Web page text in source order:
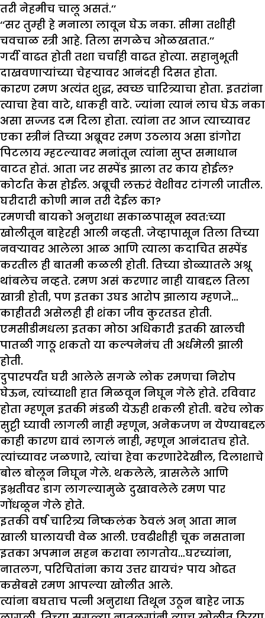
तरी नेहमीच चालू असतं.’’
‘‘सर तुम्ही हे मनाला लावून घेऊ नका. सीमा तशीही
चवचाळ स्त्री आहे. तिला सगळेच ओळखतात.’’
गर्दी वाढत होती तशा चर्चाही वाढत होत्या. सहानुभूती
दाखवणाऱ्यांच्या चेहऱ्यावर आनंदही दिसत होता.
कारण रमण अत्यंत शुद्ध, स्वच्छ चारित्र्याचा होता. इतरांना
त्याचा हेवा वाटे, धाकही वाटे. ज्यांना त्यानं लाच घेऊ नका
असा सज्जड दम दिला होता. त्यांना तर आज त्याच्यावर
एका स्त्रीनं तिच्या अब्रूवर रमण उठलाय असा डांगोरा
पिटलाय म्हटल्यावर मनांतून त्यांना सुप्त समाधान
वाटत होतं. आता जर सस्पेंड झाला तर काय होईल?
कोर्टात केस होईल. अब्रूची लक्तरं वेशीवर टांगली जातील.
घरीदारी कोणी मान तरी देईल का?
रमणची बायको अनुराधा सकाळपासून स्वत:च्या
खोलीतून बाहेरही आली नव्हती. जेव्हापासून तिला तिच्या
नवऱ्यावर आलेला आळ आणि त्याला कदाचित सस्पेंड
करतील ही बातमी कळली होती. तिच्या डोळ्यातले अश्रू
थांबलेच नव्हते. रमण असं करणार नाही याबद्दल तिला
खात्री होती, पण इतका उघड आरोप झालाय म्हणजे…
काहीतरी असेलही ही शंका जीव कुरतडत होती.
एमसीडीमधला इतका मोठा अधिकारी इतकी खालची
पातळी गाठू शकतो या कल्पनेनंच ती अर्धमेली झाली
होती.
दुपारपर्यंत घरी आलेले सगळे लोक रमणचा निरोप
घेऊन, त्यांच्याशी हात मिळवून निघून गेले होते. रविवार
होता म्हणून इतकी मंडळी येऊही शकली होती. बरेच लोक
सुट्टी घ्यावी लागली नाही म्हणून, अनेकजण न येण्याबद्दल
काही कारण द्यावं लागलं नाही, म्हणून आनंदातच होते.
त्यांच्यावर जळणारे, त्यांचा हेवा करणारेदेखील, दिलाशाचे
बोल बोलून निघून गेले. थकलेले, त्रासलेले आणि
इभ्रतीवर डाग लागल्यामुळे दुखावलेले रमण पार
गोंधळून गेले होते.
इतकी वर्ष चारित्र्य निष्कलंक ठेवलं अन् आता मान
खाली घालायची वेळ आली. एवढीशीही चूक नसताना
इतका अपमान सहन करावा लागतोय…घरच्यांना,
नातलग, परिचितांना काय उत्तर द्यायचं? पाय ओढत
कसेबसे रमण आपल्या खोलीत आले.
त्यांना बघताच पत्नी अनुराधा तिथून उठून बाहेर जाऊ